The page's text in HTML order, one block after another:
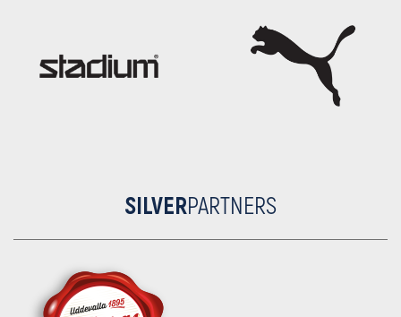
SILVERPARTNERS